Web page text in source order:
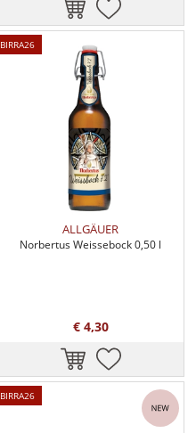
BIRRA26
ALLGÄUER
Norbertus Weissebock 0,50 l
€ 4,30
BIRRA26